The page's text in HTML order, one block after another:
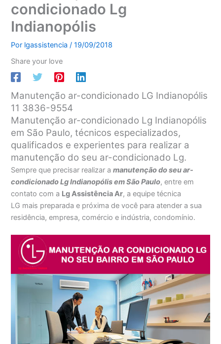
condicionado Lg
Indianopólis
Por lgassistencia/19/09/2018
Share your love
Manutenção ar-condicionado LG Indianopólis
11 3836-9554
Manutenção ar-condicionado Lg Indianopólis
em São Paulo, técnicos especializados,
qualificados e experientes para realizar a
manutenção do seu ar-condicionado Lg.
Sempre que precisar realizar amanutenção do seu ar-
condicionado Lg Indianopólis em São Paulo, entre em
contato com a Lg Assistência Ar, a equipe técnica
LG mais preparada e próxima de você para atender a sua
residência, empresa, comércio e indústria, condomínio.